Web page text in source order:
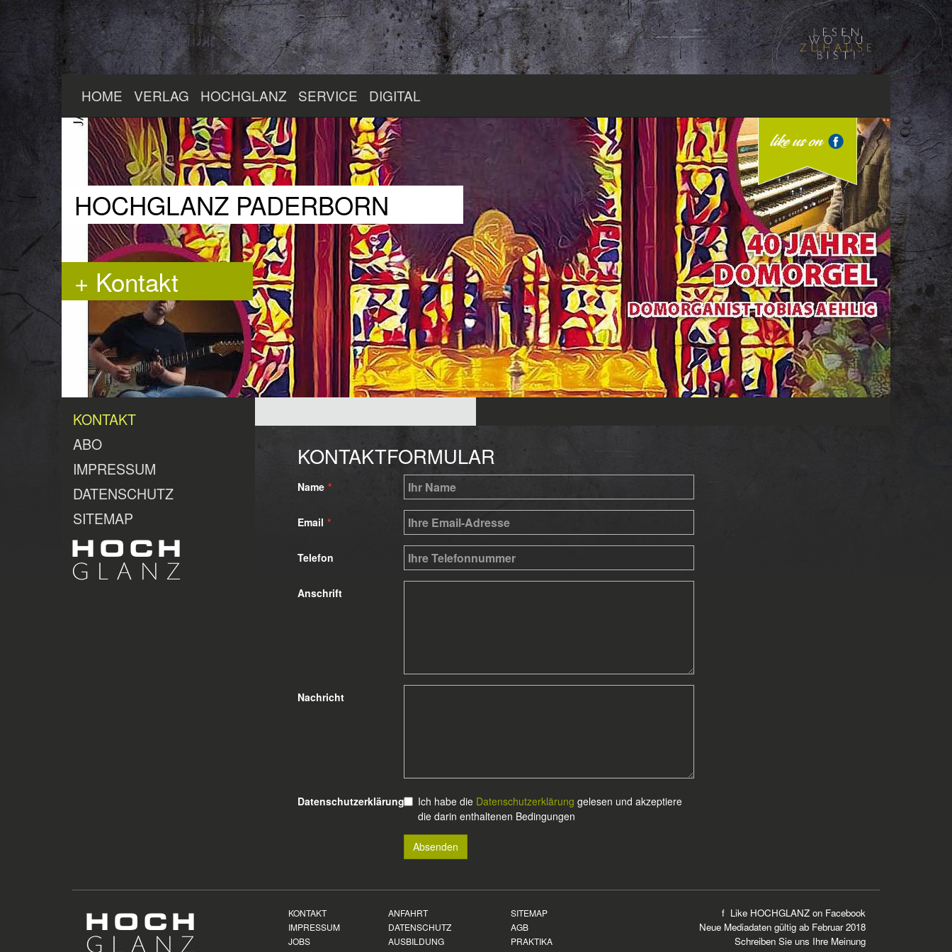
Hauptinhalt
HOME VERLAG HOCHGLANZ SERVICE DIGITAL
HOCHGLANZ PADERBORN
+ Kontakt
KONTAKT
ABO
IMPRESSUM
DATENSCHUTZ
SITEMAP
KONTAKTFORMULAR
Name *
Email *
Telefon
Anschrift
Nachricht
Datenschutzerklärung * Ich habe die Datenschutzerklärung gelesen und akzeptiere
die darin enthaltenen Bedingungen
KONTAKT ANFAHRT
SITEMAP
IMPRESSUM
DATENSCHUTZ
AGB
JOBS
AUSBILDUNG PRAKTIKA
f Like HOCHGLANZ on Facebook
Neue Mediadaten gültig ab Februar 2018
Schreiben Sie uns Ihre Meinung